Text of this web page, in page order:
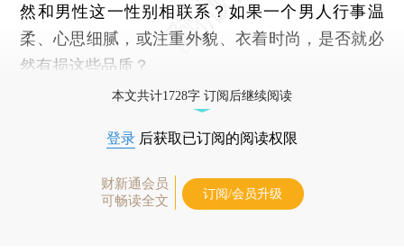
然和男性这一性别相联系？如果一个男人行事温
柔、心思细腻，或注重外貌、衣着时尚，是否就必
然有损这些品质？
本文共计1728字 订阅后继续阅读
登录 后获取已订阅的阅读权限
财新通会员
可畅读全文
订阅/会员升级